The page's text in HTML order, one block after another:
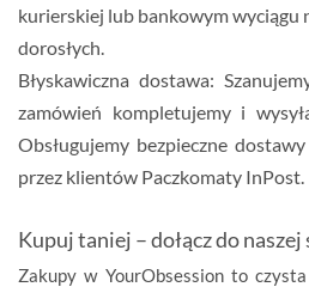
kurierskiej lub bankowym wyciągu
dorosłych.
Błyskawiczna dostawa:
zamówień kompletujemy i
Obsługujemy bezpieczne
przez klientów Paczkomaty InPost.
Kupuj taniej – dołącz do naszej
Zakupy w YourObsession to